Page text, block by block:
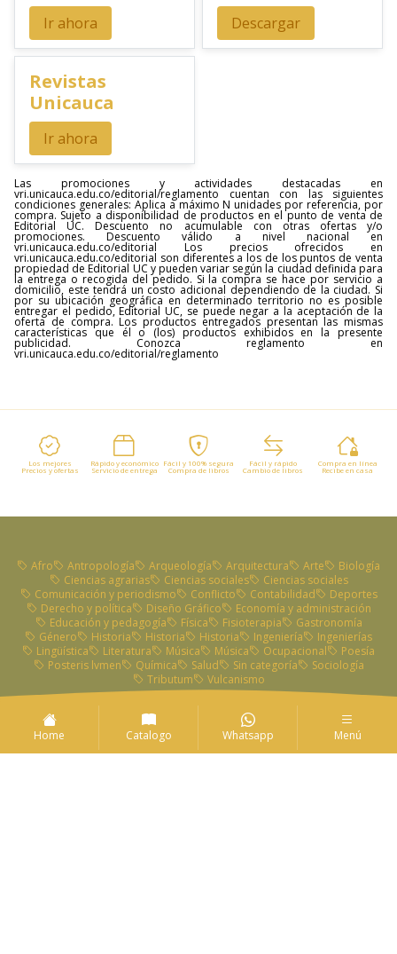
Ir ahora Descargar
Revistas
Unicauca
Ir ahora
Las promociones y actividades destacadas en
vri.unicauca.edu.co/editorial/reglamento cuentan con las siguientes
condiciones generales: Aplica a máximo N unidades por referencia, por
compra. Sujeto a disponibilidad de productos en el punto de venta de
Editorial UC. Descuento no acumulable con otras ofertas y/o
promociones. Descuento válido a nivel nacional en
vri.unicauca.edu.co/editorial Los precios ofrecidos en
vri.unicauca.edu.co/editorial son diferentes a los de los puntos de venta
propiedad de Editorial UC y pueden variar según la ciudad definida para
la entrega o recogida del pedido. Si la compra se hace por servicio a
domicilio, este tendrá un costo adicional dependiendo de la ciudad. Si
por su ubicación geográfica en determinado territorio no es posible
entregar el pedido, Editorial UC, se puede negar a la aceptación de la
oferta de compra. Los productos entregados presentan las mismas
características que él o (los) productos exhibidos en la presente
publicidad. Conozca reglamento en
vri.unicauca.edu.co/editorial/reglamento
Los mejores
Precios y ofertas
Rápido y económico
Servicio de entrega
Fácil y 100% segura
Compra de libros
Fácil y rápido
Cambio de libros
Compra en línea
Recibe en casa
Afro Antropología Arqueología Arquitectura Arte
Biología
Ciencias agrarias
Ciencias sociales
Ciencias sociales
Comunicación y periodismo
Conflicto Contabilidad
Deportes
Derecho y política
Diseño Gráfico
Economía y administración
Educación y pedagogía
Física Fisioterapia
Gastronomía
Género
Historia Historia Historia Ingeniería
Ingenierías
Lingüística
Literatura Música Música Ocupacional
Poesía
Posteris lvmen
Química Salud Sin categoría
Sociología
Tributum
Vulcanismo
Calle 5 # 4 - 07 Edificio Bicentenario
Home Catalogo Whatsapp Menú